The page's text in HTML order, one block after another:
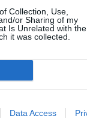
Collection, Use,
or Sharing of my
Is Unrelated with the
it was collected.
Data Access
tudja róla,